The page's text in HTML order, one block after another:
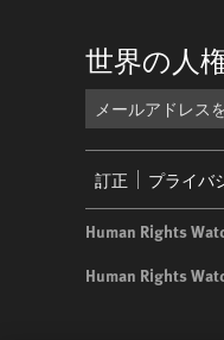
世界の人
menu
訂正 プライバ
Human Rights
Human Rights